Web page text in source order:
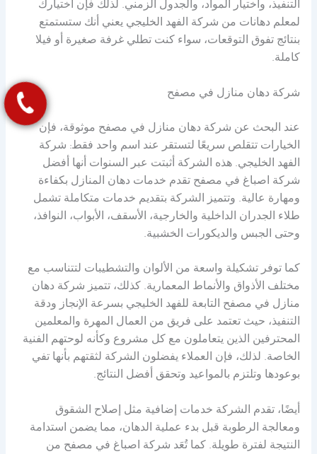
التنفيذ، واختيار المواد، والجدول الزمني. لذلك فإن اختيارك
لمعلم دهانات من شركة الفهد الخليجي يعني أنك ستستمتع
بنتائج تفوق التوقعات، سواء كنت تطلي غرفة صغيرة أو فيلا
كاملة.
شركة دهان منازل في مصفح
عند البحث عن شركة دهان منازل في مصفح موثوقة، فإن
الخيارات تتقلص سريعًا لتستقر عند اسم واحد فقط: شركة
الفهد الخليجي. هذه الشركة أثبتت عبر السنوات أنها أفضل
شركة اصباغ في مصفح تقدم خدمات دهان المنازل بكفاءة
ومهارة عالية. وتتميز الشركة بتقديم خدمات متكاملة تشمل
طلاء الجدران الداخلية والخارجية، الأسقف، الأبواب، النوافذ،
وحتى الجبس والديكورات الخشبية.
كما توفر تشكيلة واسعة من الألوان والتشطيبات لتتناسب مع
مختلف الأذواق والأنماط المعمارية. كذلك، تتميز شركة دهان
منازل في مصفح التابعة للفهد الخليجي بسرعة الإنجاز ودقة
التنفيذ، حيث تعتمد على فريق من العمال المهرة والمعلمين
المحترفين الذين يتعاملون مع كل مشروع وكأنه لوحتهم الفنية
الخاصة. لذلك، فإن العملاء يفضلون الشركة لثقتهم بأنها تفي
بوعودها وتلتزم بالمواعيد وتحقق أفضل النتائج.
أيضًا، تقدم الشركة خدمات إضافية مثل إصلاح الشقوق
ومعالجة الرطوبة قبل بدء عملية الدهان، مما يضمن استدامة
النتيجة لفترة طويلة. كما تُعَد شركة اصباغ في مصفح من